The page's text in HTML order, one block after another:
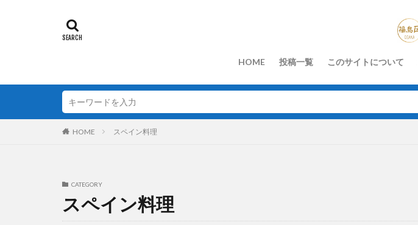
HOME 投稿一覧 このサイトについて
HOME スペイン料理
CATEGORY
スペイン料理